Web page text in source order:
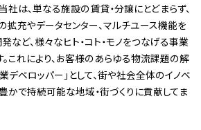
は、単なる施設の賃貸・分譲にとどまらず、
拡充やデータセンター、マルチユース機能を
ど、様々なヒト・コト・モノをつなげる事業
これにより、お客様のあらゆる物流課題の解
デベロッパー」として、街や社会全体のイノベ
かで持続可能な地域・街づくりに貢献してま